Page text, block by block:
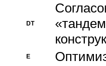
DT
E